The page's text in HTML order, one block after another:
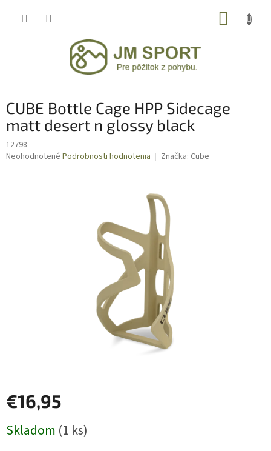
CUBE Bottle Cage HPP Sidecage
matt desert n glossy black
12798
Priemerné
Neohodnotené Podrobnosti hodnotenia Značka: Cube
€16,95
cena:
Skladom (1 ks)